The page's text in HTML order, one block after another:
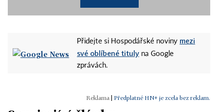
Přidejte si Hospodářské noviny mezi
své oblíbené tituly na Google
zprávách.
Předplatné HN+ je zcela bez reklam.